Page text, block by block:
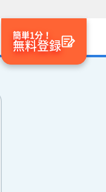
簡単1分！
無料登録